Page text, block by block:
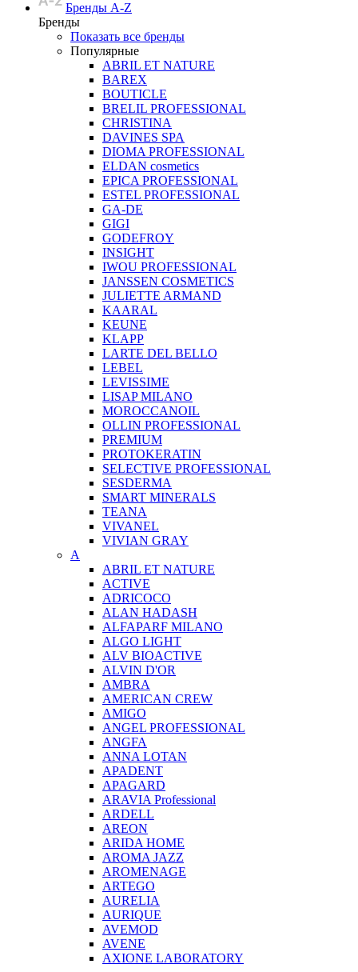
Бренды A-Z
Бренды
Показать все бренды
Популярные
ABRIL ET NATURE
BAREX
BOUTICLE
BRELIL PROFESSIONAL
CHRISTINA
DAVINES SPA
DIOMA PROFESSIONAL
ELDAN cosmetics
EPICA PROFESSIONAL
ESTEL PROFESSIONAL
GA-DE
GIGI
GODEFROY
INSIGHT
IWOU PROFESSIONAL
JANSSEN COSMETICS
JULIETTE ARMAND
KAARAL
KEUNE
KLAPP
LARTE DEL BELLO
LEBEL
LEVISSIME
LISAP MILANO
MOROCCANOIL
OLLIN PROFESSIONAL
PREMIUM
PROTOKERATIN
SELECTIVE PROFESSIONAL
SESDERMA
SMART MINERALS
TEANA
VIVANEL
VIVIAN GRAY
A
ABRIL ET NATURE
ACTIVE
ADRICOCO
ALAN HADASH
ALFAPARF MILANO
ALGO LIGHT
ALV BIOACTIVE
ALVIN D'OR
AMBRA
AMERICAN CREW
AMIGO
ANGEL PROFESSIONAL
ANGFA
ANNA LOTAN
APADENT
APAGARD
ARAVIA Professional
ARDELL
AREON
ARIDA HOME
AROMA JAZZ
AROMENAGE
ARTEGO
AURELIA
AURIQUE
AVEMOD
AVENE
AXIONE LABORATORY